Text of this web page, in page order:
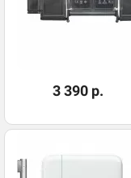
3 390 р.